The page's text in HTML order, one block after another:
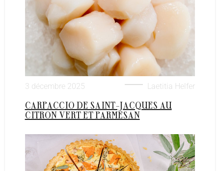
3 décembre 2025 Laetitia Helfer
CARPACCIO DE SAINT-JACQUES AU
CITRON VERT ET PARMESAN